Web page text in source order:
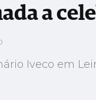
a
Iveco em